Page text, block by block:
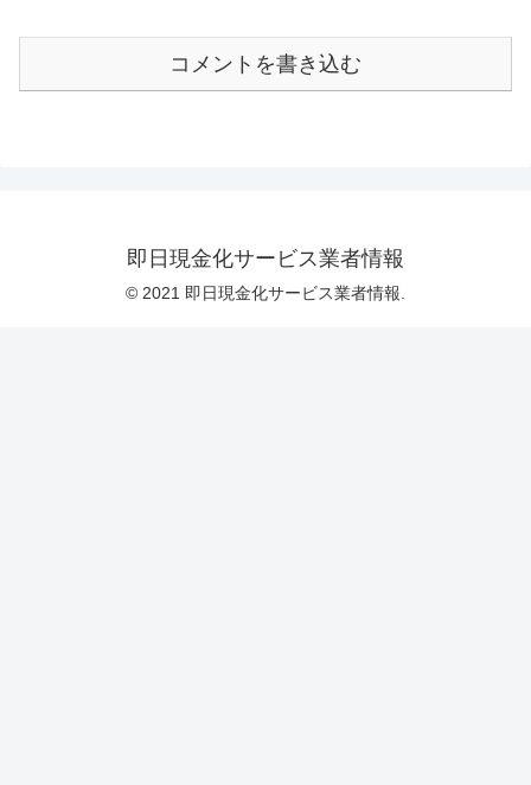
コメントを書き込む
即日現金化サービス業者情報
© 2021 即日現金化サービス業者情報.